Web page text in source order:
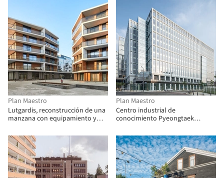
Plan Maestro
Lutgardis, reconstrucción de una
manzana con equipamiento y
Plan Maestro
Centro industrial de
conocimiento Pyeongtaek
Engineering Group